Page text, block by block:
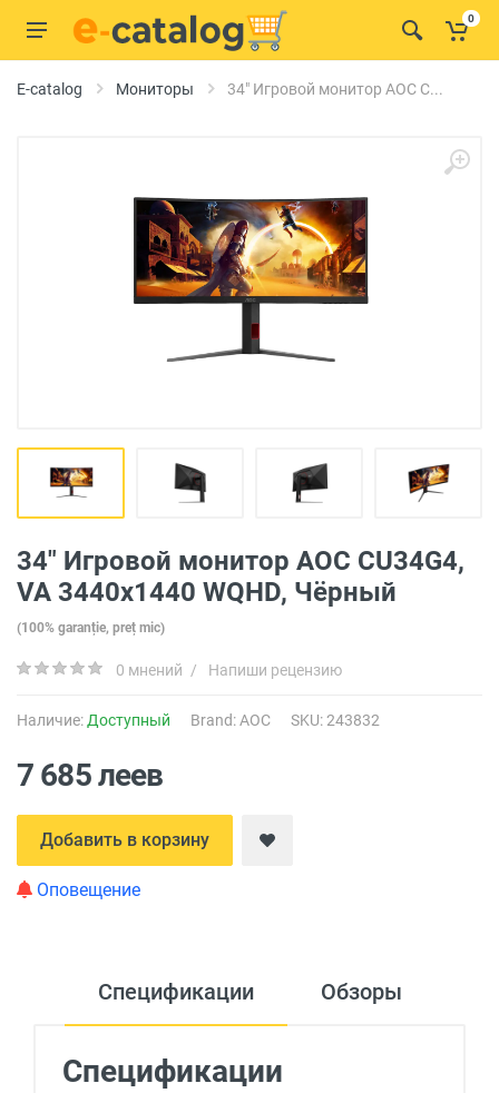
0
E-catalog Мониторы 34" Игровой монитор AOC C...
34" Игровой монитор AOC CU34G4,
VA 3440x1440 WQHD, Чёрный
(100% garanție, preț mic)
0 мнений / Напиши рецензию
Наличие: Доступный Brand:AOC SKU: 243832
7 685 леев
Добавить в корзину
Оповещение
Спецификации Обзоры
Спецификации